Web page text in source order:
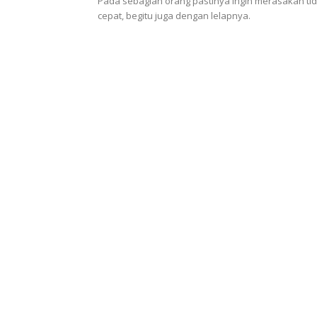
cepat, begitu juga dengan lelapnya.